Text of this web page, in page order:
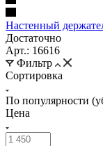
Настенный
Достаточно
Арт.: 16616
Фильтр
Сортировка
По популярности
Цена